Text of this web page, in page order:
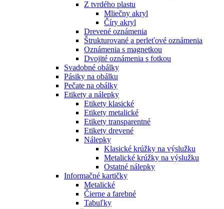
Z tvrdého plastu
Mliečny akryl
Číry akryl
Drevené oznámenia
Štrukturované a perleťové oznámenia
Oznámenia s magnetkou
Dvojité oznámenia s fotkou
Svadobné obálky
Pásiky na obálku
Pečate na obálky
Etikety a nálepky
Etikety klasické
Etikety metalické
Etikety transparentné
Etikety drevené
Nálepky
Klasické krúžky na výslužku
Metalické krúžky na výslužku
Ostatné nálepky
Informačné kartičky
Metalické
Čierne a farebné
Tabuľky